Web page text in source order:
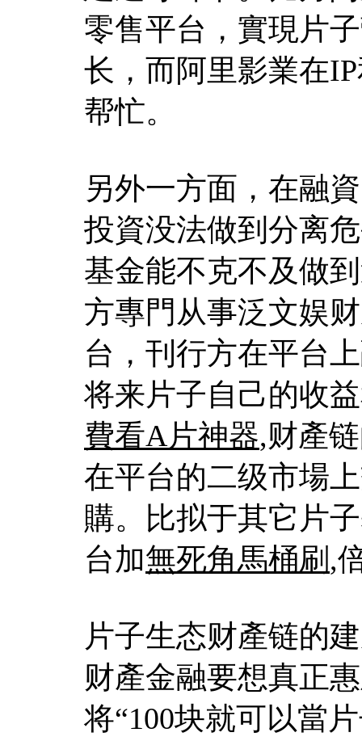
零售平台，實現片
长，而阿里影業在
帮忙。
另外一方面，在融
投資没法做到分离
基金能不克不及做
方專門从事泛文娱
台，刊行方在平台
将来片子自己的收
費看A片神器,财產
在平台的二级市場
購。比拟于其它片
台加無死角馬桶刷 ,
片子生态财產链的
财產金融要想真正
将“100块就可以當